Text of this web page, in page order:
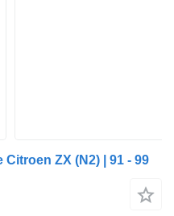
ZX (N2) | 91 - 99